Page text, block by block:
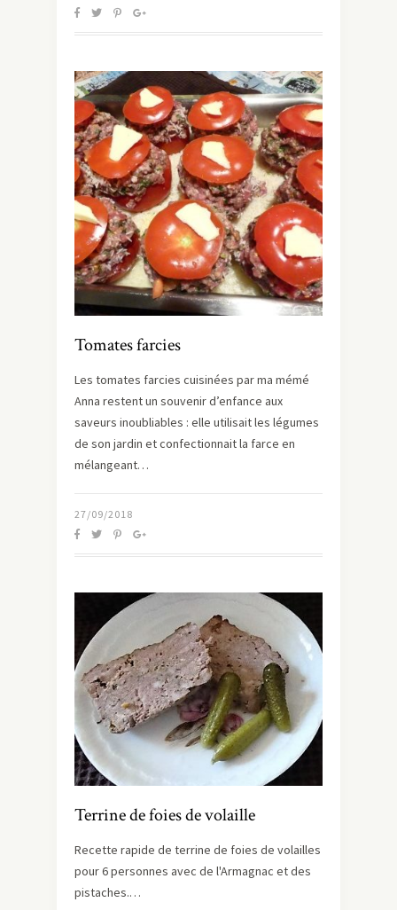
Tomates farcies
Les tomates farcies cuisinées par ma mémé
Anna restent un souvenir d’enfance aux
saveurs inoubliables : elle utilisait les légumes
de son jardin et confectionnait la farce en
mélangeant…
27/09/2018
Terrine de foies de volaille
Recette rapide de terrine de foies de volailles
pour 6 personnes avec de l'Armagnac et des
pistaches.…